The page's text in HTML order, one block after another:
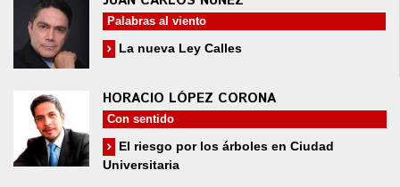
Palabras al viento
La nueva Ley Calles
HORACIO LÓPEZ CORONA
Con sentido
El riesgo por los árboles en Ciudad
Universitaria